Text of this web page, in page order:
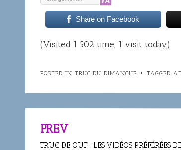
Share on Facebook
(Visited 1 502 time, 1 visit today)
POSTED IN TRUC DU DIMANCHE TAGGED
Navigation
PREV
TRUC DE OUF : LES VIDÉOS PRÉFÉRÉES